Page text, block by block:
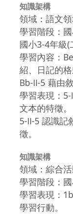
知識架構
領域：語文
學習階段：
國小3-4年級(
學習內容：
紹、日記的格
Bb-Ⅱ-5 藉由
學習表現：
文本的特徵。
5-Ⅱ-5 認識記
徵。
知識架構
領域：綜合
學習階段：
學習表現：
學習行動。